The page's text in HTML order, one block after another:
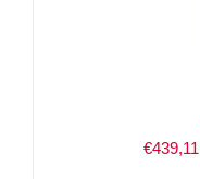
€439,11